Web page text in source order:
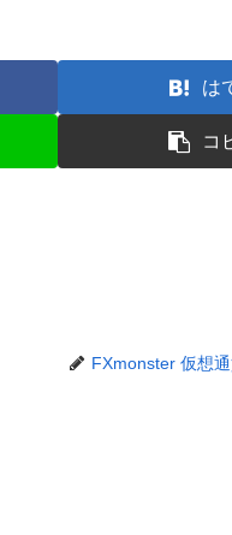
は
コ
FXmonster 仮想